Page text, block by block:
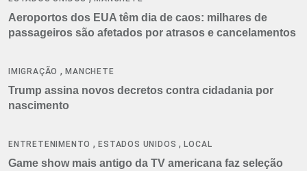
Aeroportos dos EUA têm dia de caos: milhares de
passageiros são afetados por atrasos e cancelamentos
IMIGRAÇÃO ,MANCHETE
Trump assina novos decretos contra cidadania por
nascimento
ENTRETENIMENTO ,ESTADOS UNIDOS ,LOCAL
Game show mais antigo da TV americana faz seleção